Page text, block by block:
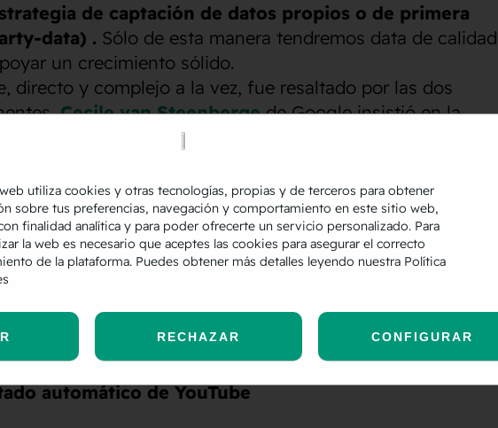
de captación de datos propios o de primera
data) . Sólo de esta manera tendremos data de calidad
un crecimiento sólido.
directo y complejo a la vez, fue resaltado por las dos
Cecile van Steenbergede Google insistió en la
y su compañera
implementación de lo siguientes elementos:
en todo el sitio web
Mode y conversiones mejoradas
en Google Analytics 4
de transferencia de hipertexto seguro –
HTTPS– en la
automático de YouTube
utiliza cookies y otras tecnologías, propias y de terceros para obtener
sobre tus preferencias, navegación y comportamiento en este sitio web,
finalidad analítica y para poder ofrecerte un servicio personalizado. Para
la web es necesario que aceptes las cookies para asegurar el correcto
de la plataforma. Puedes obtener más detalles leyendo nuestra Política
RECHAZAR CONFIGURAR